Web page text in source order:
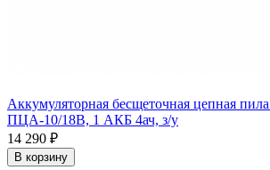
Аккумуляторная бесщеточная цепная
ПЦА-10/18В, 1 АКБ 4ач, з/у
14 290 ₽
В корзину